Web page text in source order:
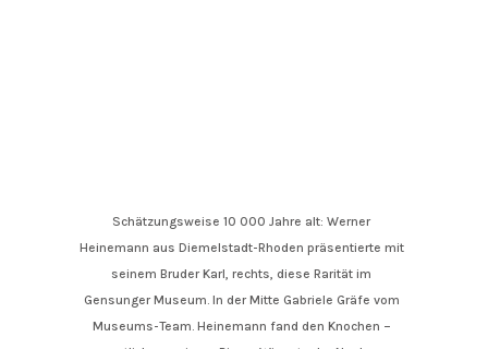
Schätzungsweise 10 000 Jahre alt: Werner
Heinemann aus Diemelstadt-Rhoden präsentierte mit
seinem Bruder Karl, rechts, diese Rarität im
Gensunger Museum. In der Mitte Gabriele Gräfe vom
Museums-Team. Heinemann fand den Knochen –